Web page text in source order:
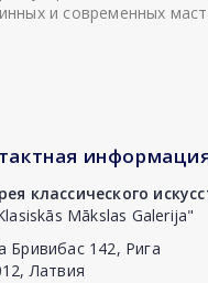
и современных
классического
Mākslas Galerija"
Бривибас 142, Рига
Латвия